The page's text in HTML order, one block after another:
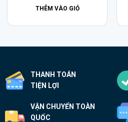
THÊM VÀO GIỎ
THANH TOÁN
TIỆN LỢI
VẬN CHUYỂN TOÀN
QUỐC